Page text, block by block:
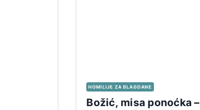
HOMILIJE ZA BLAGDANE
Božić, misa ponoćka – misao